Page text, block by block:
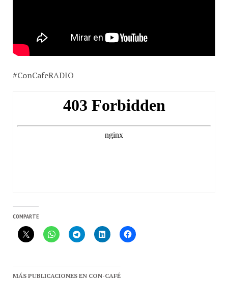
#ConCafeRADIO
MÁS PUBLICACIONES EN CON-CAFÉ